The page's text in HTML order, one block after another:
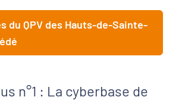
du QPV des Hauts-de-Sainte-
n°1 : La cyberbase de